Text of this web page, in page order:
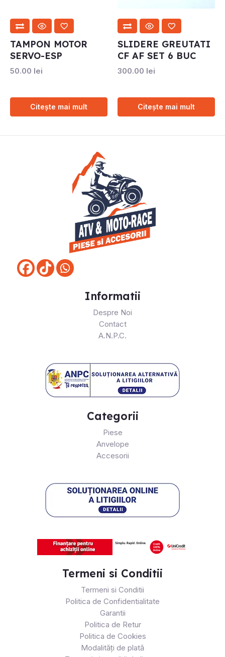
TAMPON MOTOR
SERVO-ESP
50.00 lei
Citește mai mult
SLIDERE GREUTATI
CF AF SET 6 BUC
300.00 lei
Citește mai mult
Informatii
Despre Noi
Contact
A.N.P.C.
Categorii
Piese
Anvelope
Accesorii
Termeni si Conditii
Termeni si Conditii
Politica de Confidentialitate
Garantii
Politica de Retur
Politica de Cookies
Modalități de plată